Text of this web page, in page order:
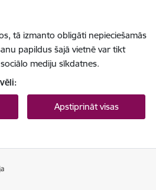
tā izmanto obligāti nepieciešamās
papildus šajā vietnē var tikt
mediju sīkdatnes.
Apstiprināt visas